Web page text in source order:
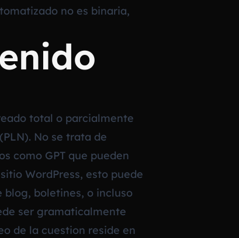
no es binaria,
total o parcialmente
No se trata de
como GPT que pueden
WordPress, esto puede
boletines, o incluso
ser gramaticalmente
de la cuestion reside en